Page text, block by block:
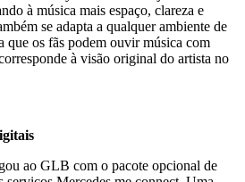
à música mais espaço, clareza e
se adapta a qualquer ambiente de
que os fãs podem ouvir música com
à visão original do artista no
ao GLB com o pacote opcional de